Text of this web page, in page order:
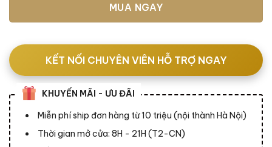
MUA NGAY
KẾT NỐI CHUYÊN VIÊN HỖ TRỢ NGAY
KHUYẾN MÃI - ƯU ĐÃI
Miễn phí ship đơn hàng từ 10 triệu (nội thành Hà Nội)
Thời gian mở cửa: 8H - 21H (T2-CN)